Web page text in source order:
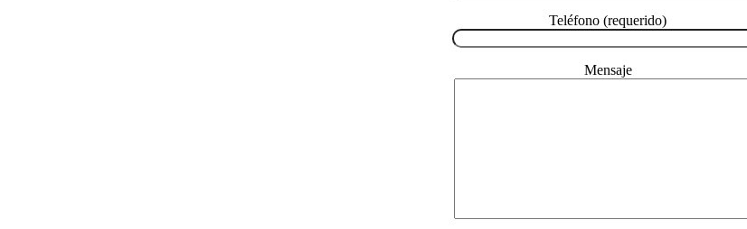
Teléfono (requerido)
Mensaje